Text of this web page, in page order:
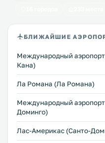
БЛИЖАЙШИЕ
Международный
Кана)
Ла Романа (Ла Романа)
Международный
Доминго)
Лас-Америкас (Санто-